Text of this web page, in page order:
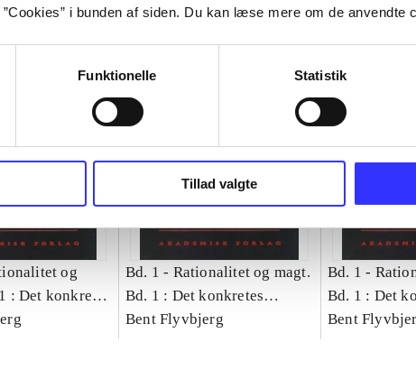
i bunden af siden. Du kan læse mere om de anvendte
Funktionelle Statistik
Tillad valgte
og
: Det konkretes
Bd. 1 - Rationalitet og magt.
Bd. 1 : Det konkretes
videnskab
Bent Flyvbjerg
Bd. 1 -
Bd. 1 : Det
videnskab
Bent